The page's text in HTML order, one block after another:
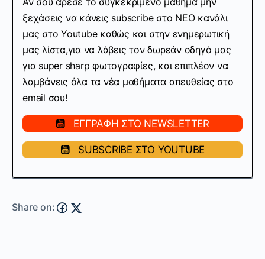
ξεχάσεις να κάνεις subscribe στo ΝΕΟ κανάλι
μας στο Youtube καθώς και στην ενημερωτική
μας λίστα,για να λάβεις τον δωρεάν οδηγό μας
για super sharp φωτογραφίες, και επιπλέον να
λαμβάνεις όλα τα νέα μαθήματα απευθείας στο
email σου!
ΕΓΓΡΑΦΗ ΣΤΟ NEWSLETTER
SUBSCRIBE ΣΤΟ YOUTUBE
Share on: